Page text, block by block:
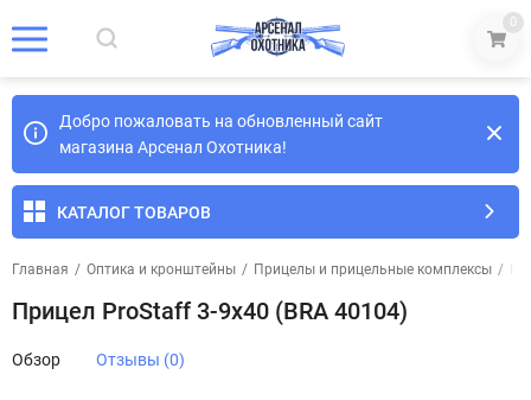
0
Добро пожаловать на обновленный сайт
магазина Арсенал Охотника!
КАТАЛОГ ТОВАРОВ
Главная / Оптика и кронштейны / Прицелы и прицельные комплексы /
Прицел ProStaff 3-9х40 (BRA 40104)
Обзор Отзывы (0)